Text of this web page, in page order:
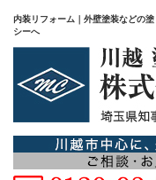
内装リフォーム｜外壁塗装などの
シーへ